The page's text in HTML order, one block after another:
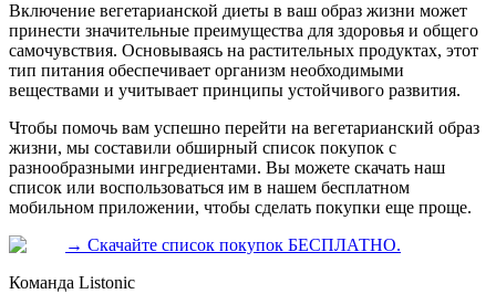
Включение вегетарианской диеты в ваш образ жизни может
принести значительные преимущества для здоровья и общего
самочувствия. Основываясь на растительных продуктах, этот
тип питания обеспечивает организм необходимыми
веществами и учитывает принципы устойчивого развития.
Чтобы помочь вам успешно перейти на вегетарианский образ
жизни, мы составили обширный список покупок с
разнообразными ингредиентами. Вы можете скачать наш
список или воспользоваться им в нашем бесплатном
мобильном приложении, чтобы сделать покупки еще проще.
→ Скачайте список покупок БЕСПЛАТНО.
Команда Listonic